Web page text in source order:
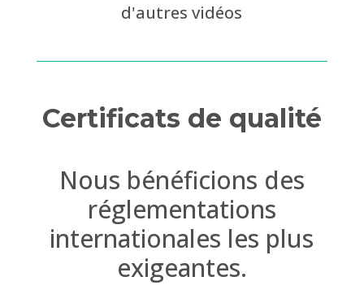
d'autres vidéos
Certificats de qualité
Nous bénéficions des
réglementations
internationales les plus
exigeantes.